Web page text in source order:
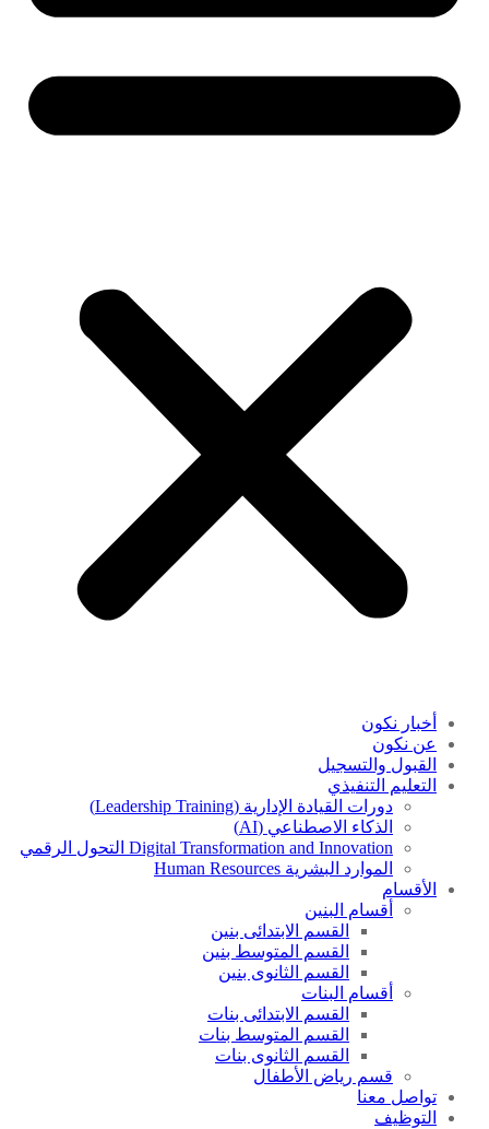
أخبار نكون
عن نكون
القبول والتسجيل
التعليم التنفيذي
دورات القيادة الإدارية (Leadership Training)
الذكاء الاصطناعي (AI)
Digital Transformation and Innovation التحول الرقمي
الموارد البشرية Human Resources
الأقسام
أقسام البنين
القسم الابتدائى بنين
القسم المتوسط بنين
القسم الثانوى بنين
أقسام البنات
القسم الابتدائى بنات
القسم المتوسط بنات
القسم الثانوى بنات
قسم رياض الأطفال
تواصل معنا
التوظيف